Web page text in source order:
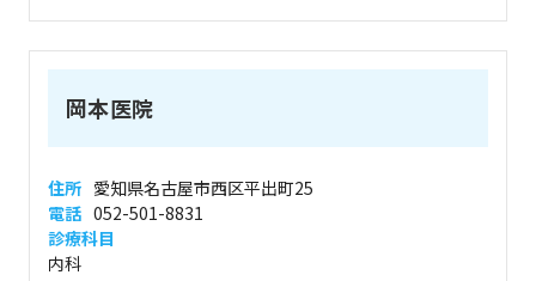
岡本医院
住所 愛知県名古屋市西区平出町25
電話 052-501-8831
診療科目
内科